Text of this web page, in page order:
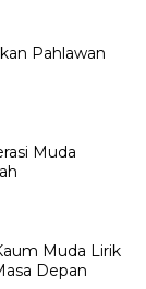
Pahlawan
Muda
Muda Lirik
Depan